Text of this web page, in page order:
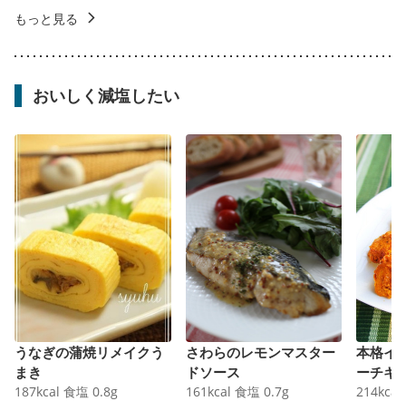
もっと見る
おいしく減塩したい
うなぎの蒲焼リメイクう
まき
187kcal 食塩 0.8g
さわらのレモンマスター
ドソース
161 kcal 食塩 0.7g
本格イ
ーチキ
214kcal